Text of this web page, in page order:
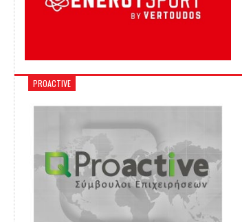
PROACTIVE